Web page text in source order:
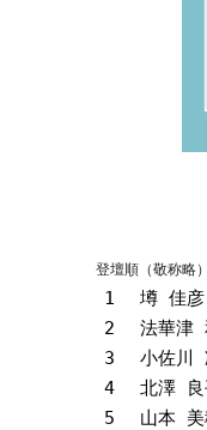
登壇順（敬称略）
1 墫 佳彦
2
法華津
3
小佐川
4
北澤 良
5
山本